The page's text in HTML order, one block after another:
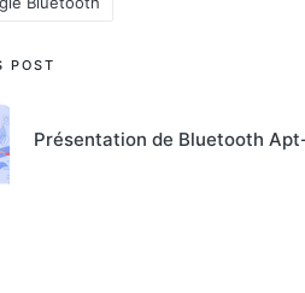
POST
Présentation de Bluetooth